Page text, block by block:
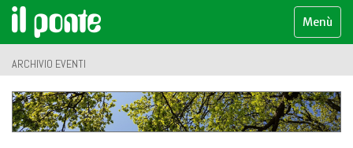
Menù
ARCHIVIO EVENTI